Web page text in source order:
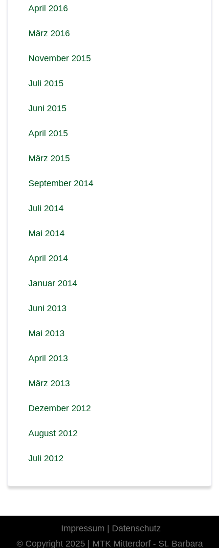
April 2016
März 2016
November 2015
Juli 2015
Juni 2015
April 2015
März 2015
September 2014
Juli 2014
Mai 2014
April 2014
Januar 2014
Juni 2013
Mai 2013
April 2013
März 2013
Dezember 2012
August 2012
Juli 2012
Impressum
Datenschutz
© Copyright 2025 | MTK Mitterdorf - St. Barbara